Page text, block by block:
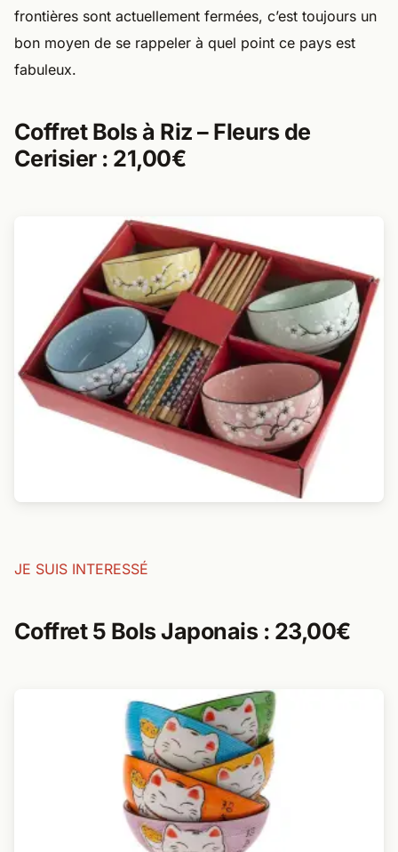
frontières sont actuellement fermées, c’est toujours un
bon moyen de se rappeler à quel point ce pays est
fabuleux.
Coffret Bols à Riz – Fleurs de
Cerisier : 21,00€
JE SUIS INTERESSÉ
Coffret 5 Bols Japonais : 23,00€